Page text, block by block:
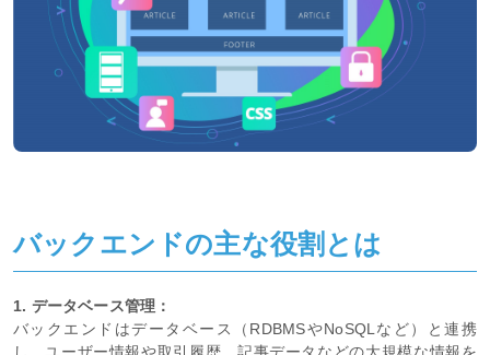
バックエンドの主な役割とは
1. データベース管理：
バックエンドはデータベース（RDBMSやNoSQLなど）と連携
し、ユーザー情報や取引履歴、記事データなどの大規模な情報を